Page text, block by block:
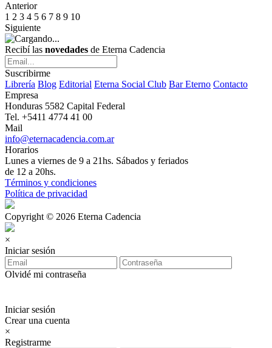
Anterior
1 2 3 4 5 6 7 8 9 10
Siguiente
Recibí las novedades de Eterna Cadencia
Suscribirme
Librería Blog Editorial Eterna Social Club Bar Eterno Contacto
Empresa
Honduras 5582 Capital Federal
Tel. +5411 4774 41 00
Mail
info@eternacadencia.com.ar
Horarios
Lunes a viernes de 9 a 21hs. Sábados y feriados
de 12 a 20hs.
Términos y condiciones
Política de privacidad
Copyright © 2026 Eterna Cadencia
×
Iniciar sesión
Olvidé mi contraseña
Iniciar sesión
Crear una cuenta
×
Registrarme